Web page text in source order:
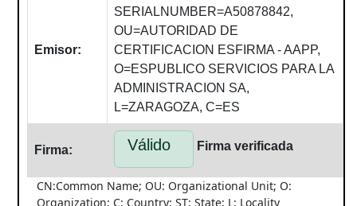
Emisor:
SERIALNUMBER=A50878842,
OU=AUTORIDAD DE
CERTIFICACION ESFIRMA - AAPP,
O=ESPUBLICO SERVICIOS PARA LA
ADMINISTRACION SA,
L=ZARAGOZA, C=ES
Firma: Válido Firma verificada
CN:Common Name; OU: Organizational Unit; O:
Organization; C: Country; ST: State; L: Locality